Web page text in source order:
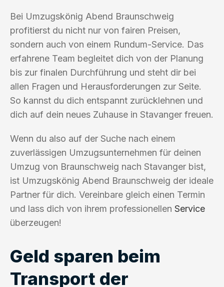
Bei Umzugskönig Abend Braunschweig
profitierst du nicht nur von fairen Preisen,
sondern auch von einem Rundum-Service. Das
erfahrene Team begleitet dich von der Planung
bis zur finalen Durchführung und steht dir bei
allen Fragen und Herausforderungen zur Seite.
So kannst du dich entspannt zurücklehnen und
dich auf dein neues Zuhause in Stavanger freuen.
Wenn du also auf der Suche nach einem
zuverlässigen Umzugsunternehmen für deinen
Umzug von Braunschweig nach Stavanger bist,
ist Umzugskönig Abend Braunschweig der ideale
Partner für dich. Vereinbare gleich einen Termin
und lass dich von ihrem professionellen Service
überzeugen!
Geld sparen beim
Transport der